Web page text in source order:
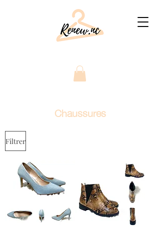
Filtrer
Chaussures